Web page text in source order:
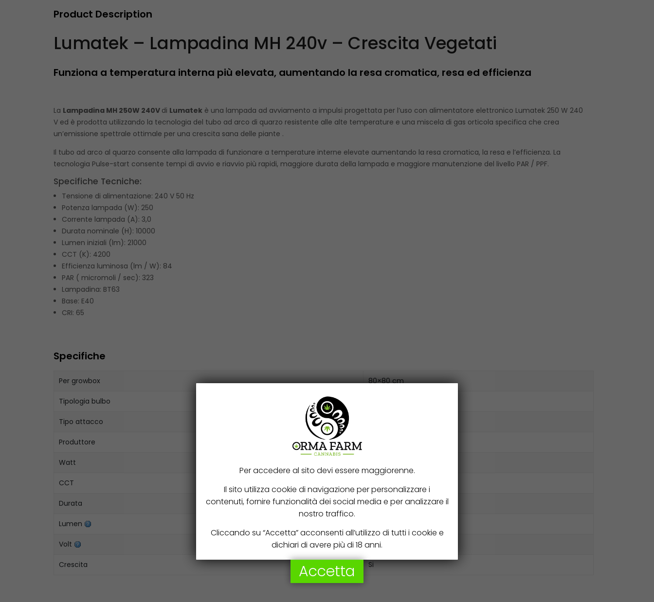
Product Description
Lumatek – Lampadina MH 240v – Crescita Vegetati
Funziona a temperatura interna più elevata, aumentando la resa cromatica, resa ed efficienza
La Lampadina MH 250W 240V di Lumatekè una lampada ad avviamento a impulsi progettata per l’uso con alimentatore elettronico Lumatek 250 W 240
V ed è prodotta utilizzando la tecnologia del tubo ad arco di quarzo resistente alle alte temperature e una miscela di gas orticola specifica che crea
un’emissione spettrale ottimale per una crescita sana delle piante .
Il tubo ad arco al quarzo consente alla lampada di funzionare a temperature interne elevate aumentando la resa cromatica, la resa e l’efficienza. La
tecnologia Pulse-start consente tempi di avvio e riavvio più rapidi, maggiore durata della lampada e maggiore manutenzione del livello PAR / PPF.
Specifiche Tecniche:
Tensione di alimentazione: 240 V 50 Hz
Potenza lampada (W): 250
Corrente lampada (A): 3,0
Durata nominale (H): 10000
Lumen iniziali (lm): 21000
CCT (K): 4200
Efficienza luminosa (lm / W): 84
PAR ( micromoli / sec): 323
Lampadina: BT63
Base: E40
CRI: 65
Specifiche
Per growbox 80×80 cm
Tipologia bulbo
Tipo attacco
Produttore
Watt
CCT
Durata 10000 Ore
Lumen
Volt 240 Volt
Crescita Si
Per accedere al sito devi essere maggiorenne.
Il sito utilizza cookie di navigazione per personalizzare i
contenuti, fornire funzionalità dei social media e per analizzare il
nostro traffico.
Cliccando su “Accetta” acconsenti all’utilizzo di tutti i cookie e
dichiari di avere più di 18 anni.
Accetta